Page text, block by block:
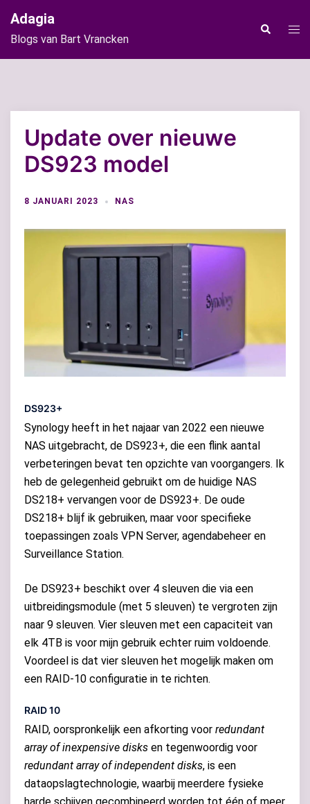
naar
de
inhoud
Adagia
Blogs van Bart Vrancken
Zoeken
Update over nieuwe
DS923 model
8 JANUARI 2023 NAS
DS923+
Synology heeft in het najaar van 2022 een nieuwe
NAS uitgebracht, de DS923+, die een flink aantal
verbeteringen bevat ten opzichte van voorgangers. Ik
heb de gelegenheid gebruikt om de huidige NAS
DS218+ vervangen voor de DS923+. De oude
DS218+ blijf ik gebruiken, maar voor specifieke
toepassingen zoals VPN Server, agendabeheer en
Surveillance Station.
De DS923+ beschikt over 4 sleuven die via een
uitbreidingsmodule (met 5 sleuven) te vergroten zijn
naar 9 sleuven. Vier sleuven met een capaciteit van
elk 4TB is voor mijn gebruik echter ruim voldoende.
Voordeel is dat vier sleuven het mogelijk maken om
een RAID-10 configuratie in te richten.
RAID 10
RAID, oorspronkelijk een afkorting voor redundant
array of inexpensive disks en tegenwoordig voor
redundant array of independent disks, is een
dataopslagtechnologie, waarbij meerdere fysieke
harde schijven gecombineerd worden tot één of meer